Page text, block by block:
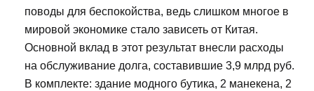
поводы для беспокойства, ведь слишком многое в
мировой экономике стало зависеть от Китая.
Основной вклад в этот результат внесли расходы
на обслуживание долга, составившие 3,9 млрд руб.
В комплекте: здание модного бутика, 2 манекена, 2